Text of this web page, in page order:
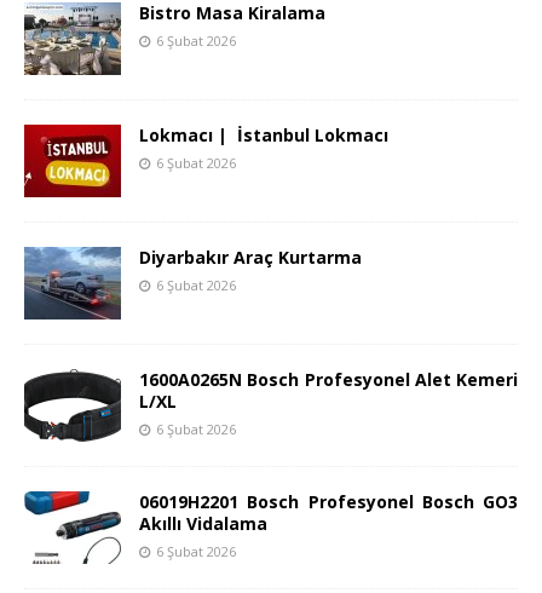
Bistro Masa Kiralama
6 Şubat 2026
Lokmacı | İstanbul Lokmacı
6 Şubat 2026
Diyarbakır Araç Kurtarma
6 Şubat 2026
1600A0265N Bosch Profesyonel Alet Kemeri
L/XL
6 Şubat 2026
06019H2201 Bosch Profesyonel Bosch GO3
Akıllı Vidalama
6 Şubat 2026